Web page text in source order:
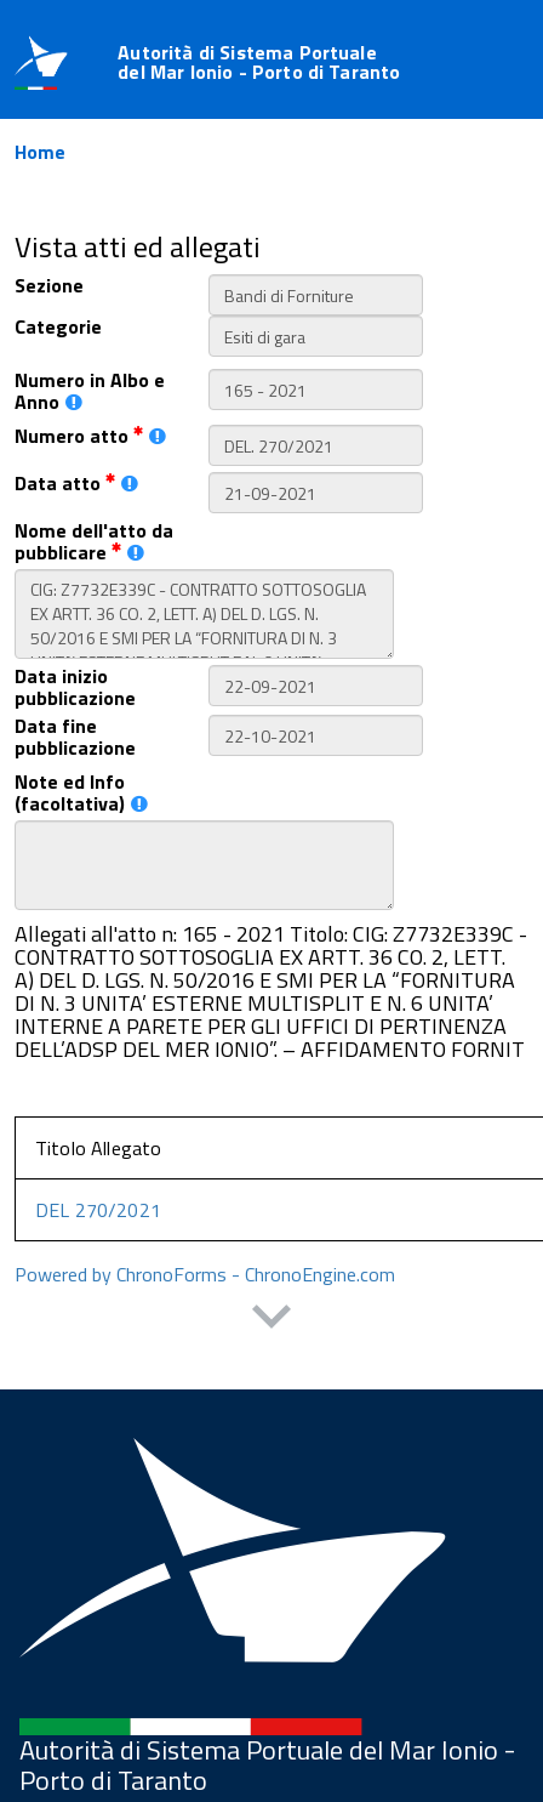
Autorità di Sistema Portuale
del Mar Ionio - Porto di Taranto
Home
Vista atti ed allegati
Sezione
Categorie
Numero in Albo e
Anno
Numero atto
Data atto
Nome dell'atto da
pubblicare
Data inizio
pubblicazione
Data fine
pubblicazione
Note ed Info
(facoltativa)
Allegati all'atto n: 165 - 2021 Titolo: CIG: Z7732E339C -
CONTRATTO SOTTOSOGLIA EX ARTT. 36 CO. 2, LETT.
A) DEL D. LGS. N. 50/2016 E SMI PER LA “FORNITURA
DI N. 3 UNITA’ ESTERNE MULTISPLIT E N. 6 UNITA’
INTERNE A PARETE PER GLI UFFICI DI PERTINENZA
DELL’ADSP DEL MER IONIO”. – AFFIDAMENTO FORNIT
Titolo Allegato
DEL 270/2021
Powered by ChronoForms - ChronoEngine.com
Autorità di Sistema Portuale del Mar Ionio -
Porto di Taranto